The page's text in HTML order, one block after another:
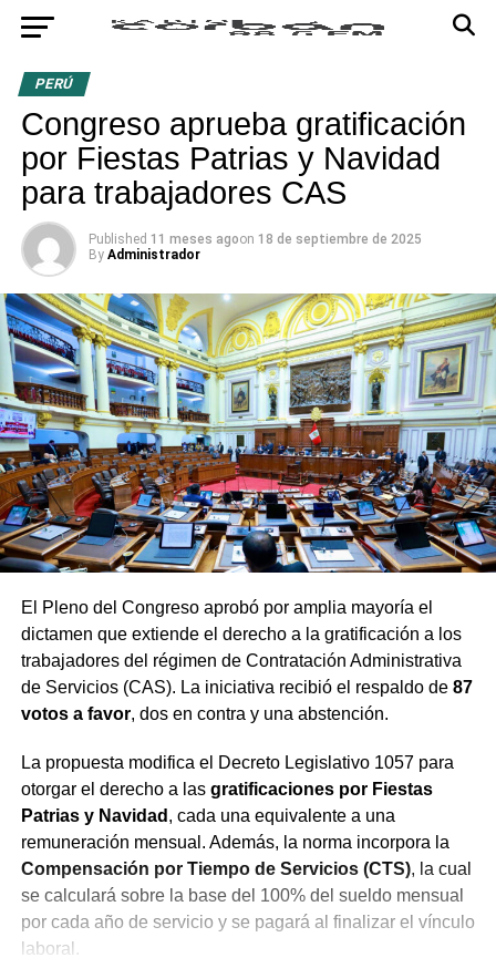
PERÚ
Congreso aprueba gratificación
por Fiestas Patrias y Navidad
para trabajadores CAS
Published 11 meses agoon 18 de septiembre de 2025
By Administrador
El Pleno del Congreso aprobó por amplia mayoría el
dictamen que extiende el derecho a la gratificación a los
trabajadores del régimen de Contratación Administrativa
de Servicios (CAS). La iniciativa recibió el respaldo de 87
votos a favor, dos en contra y una abstención.
La propuesta modifica el Decreto Legislativo 1057 para
otorgar el derecho a las gratificaciones por Fiestas
Patrias y Navidad , cada una equivalente a una
remuneración mensual. Además, la norma incorpora la
Compensación por Tiempo de Servicios (CTS), la cual
se calculará sobre la base del 100% del sueldo mensual
por cada año de servicio y se pagará al finalizar el vínculo
laboral.